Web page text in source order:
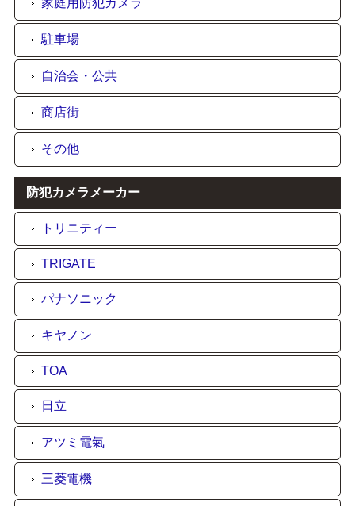
家庭用防犯カメラ
駐車場
自治会・公共
商店街
その他
防犯カメラメーカー
トリニティー
TRIGATE
パナソニック
キヤノン
TOA
日立
アツミ電氣
三菱電機